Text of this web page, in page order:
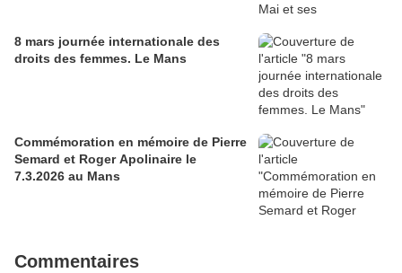
8 mars journée internationale des
droits des femmes. Le Mans
Commémoration en mémoire de Pierre
Semard et Roger Apolinaire le
7.3.2026 au Mans
Commentaires